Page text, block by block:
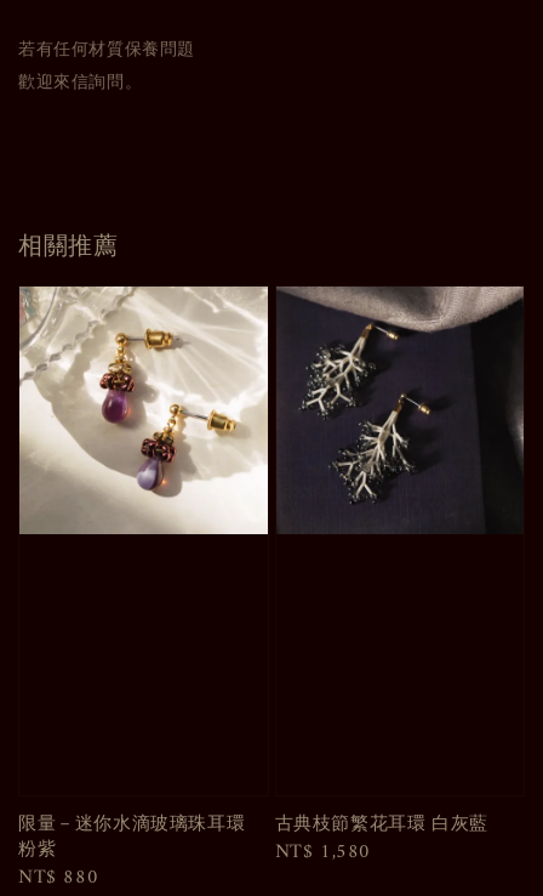
若有任何材質保養問題
歡迎來信詢問。
相關推薦
限量－迷你水滴玻璃珠耳環
粉紫
Regular
NT$ 880
古典枝節繁花耳環 白灰藍
Regular
NT$ 1,580